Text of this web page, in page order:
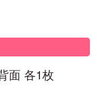
面 各1枚